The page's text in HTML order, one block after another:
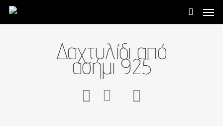
Δαχτυλίδι από
ασήμι 925